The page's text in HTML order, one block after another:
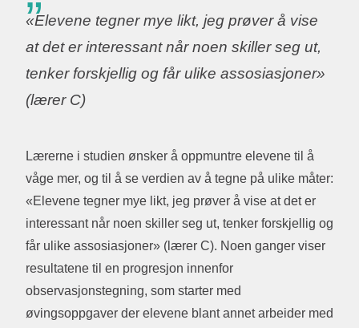
«Elevene tegner mye likt, jeg prøver å vise
at det er interessant når noen skiller seg ut,
tenker forskjellig og får ulike assosiasjoner»
(lærer C)
Lærerne i studien ønsker å oppmuntre elevene til å
våge mer, og til å se verdien av å tegne på ulike måter:
«Elevene tegner mye likt, jeg prøver å vise at det er
interessant når noen skiller seg ut, tenker forskjellig og
får ulike assosiasjoner» (lærer C). Noen ganger viser
resultatene til en progresjon innenfor
observasjonstegning, som starter med
øvingsoppgaver der elevene blant annet arbeider med